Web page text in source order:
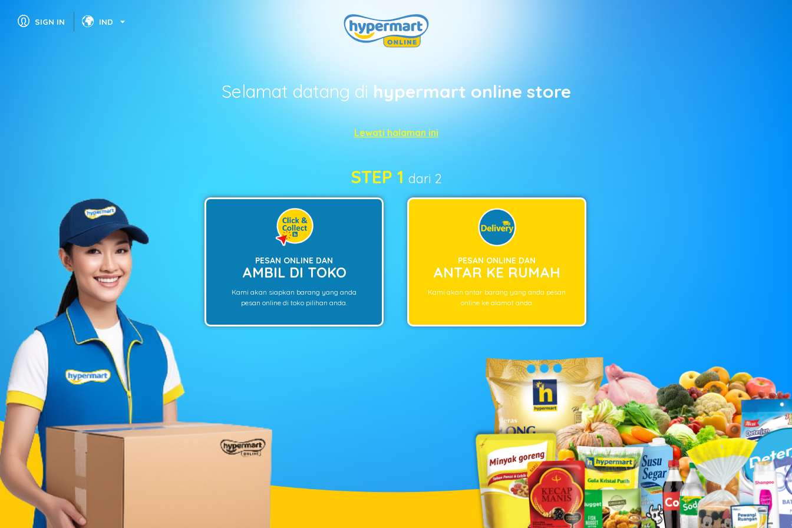
SIGN IN IND
Selamat datang di hypermart online store
Lewati halaman ini
STEP 1 dari 2
PESAN ONLINE DAN
AMBIL DI TOKO
Kami akan siapkan barang yang anda
pesan online di toko pilihan anda.
PESAN ONLINE DAN
ANTAR KE RUMAH
Kami akan antar barang yang anda pesan
online ke alamat anda.